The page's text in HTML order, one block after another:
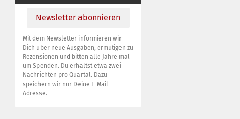
Newsletter abonnieren
Mit dem Newsletter informieren wir
Dich über neue Ausgaben, ermutigen zu
Rezensionen und bitten alle Jahre mal
um Spenden. Du erhältst etwa zwei
Nachrichten pro Quartal. Dazu
speichern wir nur Deine E-Mail-
Adresse.